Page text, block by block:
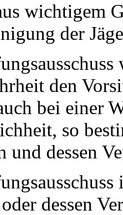
wichtigem
der
den
bei einer
so
und dessen
dessen